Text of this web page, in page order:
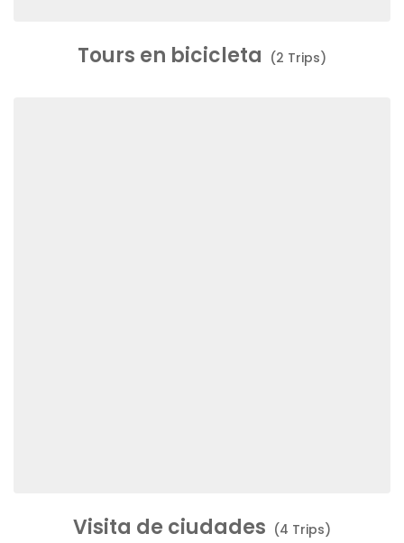
Tours en bicicleta (2 Trips)
Visita de ciudades (4 Trips)